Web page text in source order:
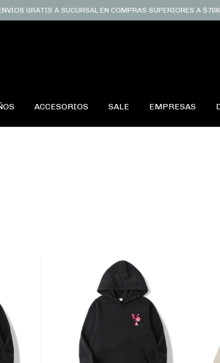
A SUCURSAL EN COMPRAS SUPERIORES A $70K 🔥
ACCESORIOS SALE EMPRESAS